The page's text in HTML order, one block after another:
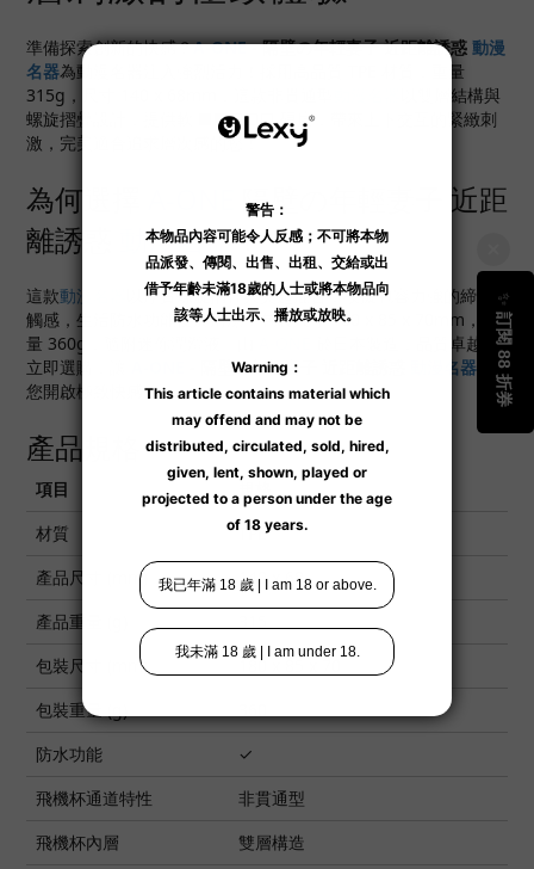
準備探索創新的快感？A-ONE- 隔壁の年輕妻子 近距離誘惑 動漫
名器為動漫名器注入強烈活力！採用高品質 TPE 材質，重量
315g，尺寸 140 x 68mm，這款非貫通型
以雙層結構與
螺旋摺疊設計，提供軟 ■■□□□ 硬度，帶來上下交互的緊緻刺
激，完美適合追求層次感的您！
為何選擇
隔壁の年輕妻子 近距
離誘惑
動漫名器？
這款動漫名器
以厚實螺旋摺疊與突起混合，模擬包容力強的締結
觸感，生活防水功能便於清潔，包裝尺寸 180 x 85 x 70mm，重
量 360g，隨附迷你潤滑液。由
於日本製造，品質卓越。
立即選購，讓
- 隔壁の年輕妻子 近距離誘惑 動漫名器
您開啟極致快感！
產品規格
項目
規格
材質
TPE
產品尺寸 (mm)
140 x 68
產品重量 (g)
包裝尺寸 (mm)
180 x 85 x 70
包裝重量 (g)
防水功能
✓
飛機杯通道特性
非貫通型
飛機杯內層
雙層構造